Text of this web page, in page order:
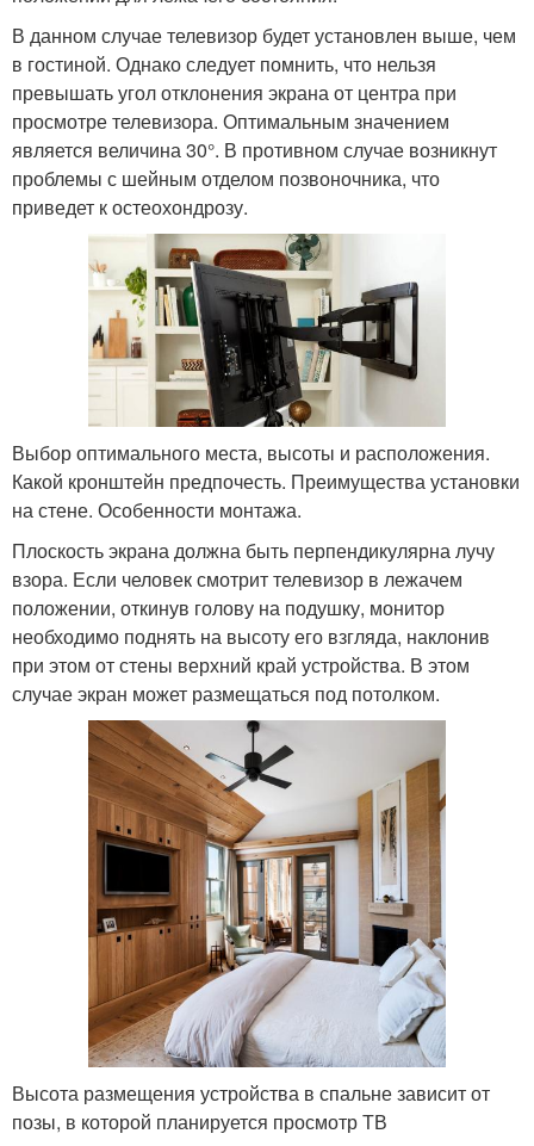
В данном случае телевизор будет установлен выше, чем
в гостиной. Однако следует помнить, что нельзя
превышать угол отклонения экрана от центра при
просмотре телевизора. Оптимальным значением
является величина 30°. В противном случае возникнут
проблемы с шейным отделом позвоночника, что
приведет к остеохондрозу.
Выбор оптимального места, высоты и расположения.
Какой кронштейн предпочесть. Преимущества установки
на стене. Особенности монтажа.
Плоскость экрана должна быть перпендикулярна лучу
взора. Если человек смотрит телевизор в лежачем
положении, откинув голову на подушку, монитор
необходимо поднять на высоту его взгляда, наклонив
при этом от стены верхний край устройства. В этом
случае экран может размещаться под потолком.
Высота размещения устройства в спальне зависит от
позы, в которой планируется просмотр ТВ